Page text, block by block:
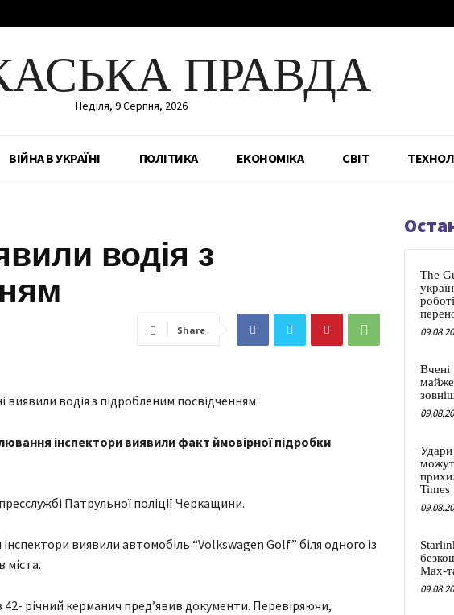
ПРАВДА
Неділя, 9 Серпня, 2026
ВІЙНА В УКРАЇНІ ПОЛІТИКА ЕКОНОМІКА СВІТ
водія з
Share
інспектори виявили факт ймовірної підробки
Патрульної поліції Черкащини.
виявили автомобіль “Volkswagen Golf” біля одного із
міста.
42- річний керманич пред’явив документи. Перевіряючи,
The
Вчені
майже
Times
Max-